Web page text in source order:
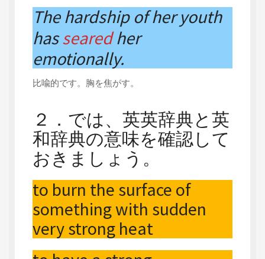
The hardship of her youth
hassearedher
emotionally.
比喩的です。胸を焦がす。
２．では、英英辞典と英
和辞典の意味を確認して
おきましょう。
to burn the surface of
something with sudden
very strong heat